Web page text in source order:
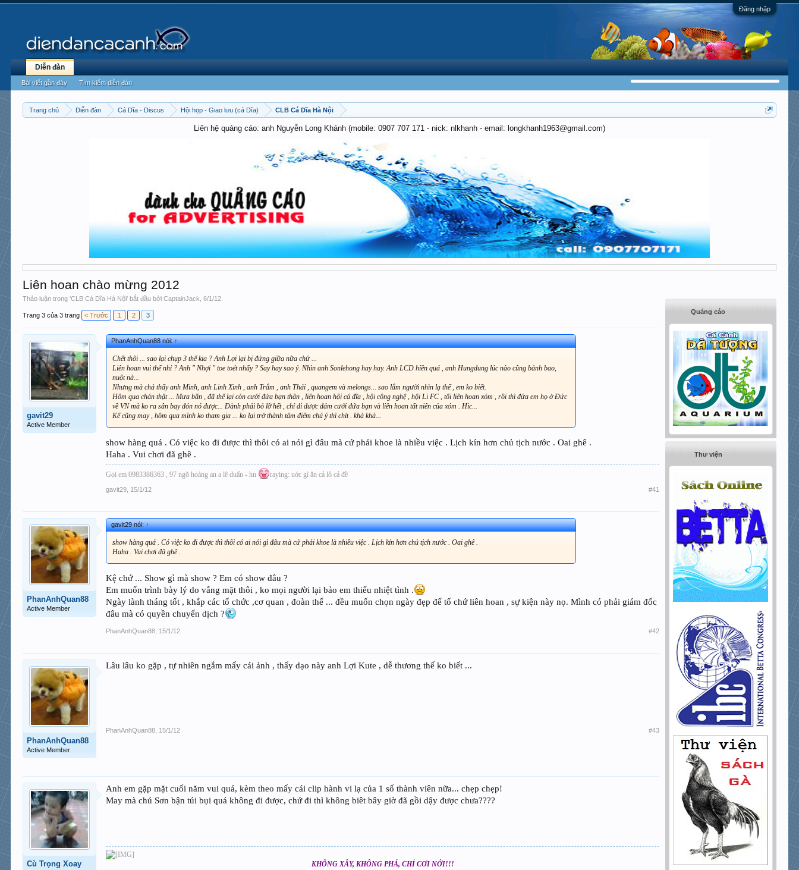
Đăng nhập
Trang chủ Diễn đàn Cá Dĩa - Discus Hội họp - Giao lưu (cá Dĩa) CLB Cá Dĩa Hà Nội
Liên hệ quảng cáo: anh Nguyễn Long Khánh (mobile: 0907 707 171 - nick: nlkhanh - email: longkhanh1963@gmail.com)
Liên hoan chào mừng 2012
Thảo luận trong 'CLB Cá Dĩa Hà Nội' bắt đầu bởiCaptainJack ,6/1/12
Trang 3 của 3 trang < Trước 1 2 3
gavit29
Active Member
PhanAnhQuan88 nói:↑
Chết thôi ... sao lại chụp 3 thế kia ? Anh Lợi lại bị đứng giữa nữa chứ ...
Liên hoan vui thế nhỉ ? Anh " Nhợi " toe toét nhẩy ? Say hay sao ý. Nhìn anh Sonlehong hay hay. Anh LCD hiền quá , anh Hungdung lúc nào cũng bảnh bao,
nuột nà...
Nhưng mà chả thấy anh Minh, anh Linh Xinh , anh Trắm , anh Thái , quangem và melongs... sao lắm người nhìn lạ thế , em ko biết.
Hôm qua chán thật ... Mưa bẩn , đã thế lại còn cưới đứa bạn thân , liên hoan hội cá đĩa , hội công nghệ , hội Li FC , tối liên hoan xóm , rồi thì đứa em họ ở Đức
về VN mà ko ra sân bay đón nó được... Đành phải bỏ lỡ hết , chỉ đi được đám cưới đứa bạn và liên hoan tất niên của xóm . Hic...
Kể cũng may , hôm qua mình ko tham gia ... ko lại trở thành tâm điểm chú ý thì chít . khà khà...
show hàng quá . Có việc ko đi được thì thôi có ai nói gì đâu mà cứ phải khoe là nhiều việc . Lịch kín hơn chủ tịch nước . Oai ghê .
Haha . Vui chơi đã ghê .
Gọi em 0983386363 , 97 ngõ hoàng an a lê duẩn - hn raying: uớc gì ăn cả lô cả đề
gavit29 15/1/12 #41
PhanAnhQuan88
Active Member
gavit29 nói:↑
show hàng quá . Có việc ko đi được thì thôi có ai nói gì đâu mà cứ phải khoe là nhiều việc . Lịch kín hơn chủ tịch nước . Oai ghê .
Haha . Vui chơi đã ghê .
Kệ chứ ... Show gì mà show ? Em có show đâu ?
Em muốn trình bày lý do vắng mặt thôi , ko mọi người lại bảo em thiếu nhiệt tình .
Ngày lành tháng tốt , khắp các tổ chức ,cơ quan , đoàn thể ... đều muốn chọn ngày đẹp để tổ chứ liên hoan , sự kiện này nọ. Mình có phải giám đốc
đâu mà có quyền chuyển dịch ?
PhanAnhQuan88 15/1/12 #42
PhanAnhQuan88
Active Member
Lâu lâu ko gặp , tự nhiên ngắm mấy cái ảnh , thấy dạo này anh Lợi Kute , dễ thương thế ko biết ...
PhanAnhQuan88 15/1/12 #43
Cù Trọng Xoay
Anh em gặp mặt cuối năm vui quá, kèm theo mấy cái clip hành vi lạ của 1 số thành viên nữa... chẹp chẹp!
May mà chú Sơn bận túi bụi quá không đi được, chứ đi thì không biêt bây giờ đã gồi dậy được chưa????
KHÔNG XÂY, KHÔNG PHÁ, CHỈ CƠI NỚI!!!
Quảng cáo
Thư viện
Diễn đàn
Bài viết gần đây Tìm kiếm diễn đàn